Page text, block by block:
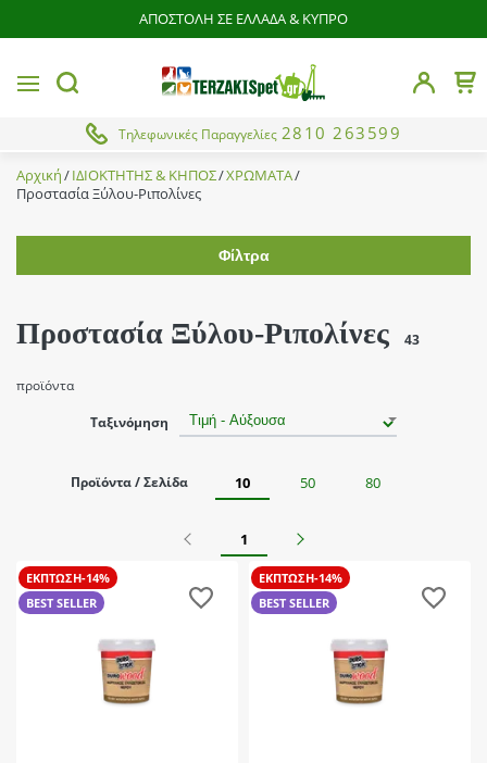
ΑΠΟΣΤΟΛΗ ΣΕ ΕΛΛΑΔΑ & ΚΥΠΡΟ
Τηλεφωνικές Παραγγελίες 2810 263599
MENUbutton.search Το
Αρχική ΙΔΙΟΚΤΗΤΗΣ & ΚΗΠΟΣ ΧΡΩΜΑΤΑ
Προστασία Ξύλου-Ριπολίνες
Φίλτρα
Χρώμα
Δρύς
Κίτρινο
Κόκκινο
Durostick
ΝΕΟ
Υλικό Εφαρμογής
Ξυλοκατασκευές Βρεχόμενες
Υποκατηγορίες
Μεταλλοπροστασία & Σύστημα 2-Κ
Προστασία Ξύλου-Ριπολίνες 43
προϊόντα
Ταξινόμηση
Προϊόντα / Σελίδα 10 50 80
Προηγούμενο
1 Επόμενο
ΕΚΠΤΩΣΗ-14%
BEST SELLER
ΕΚΠΤΩΣΗ-14%
BEST SELLER